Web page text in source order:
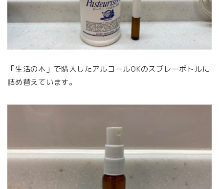
「生活の木」で購入したアルコールOKのスプレーボトルに
詰め替えています。